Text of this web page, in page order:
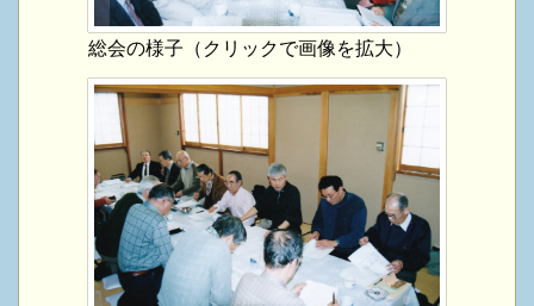
総会の様子（クリックで画像を拡大）